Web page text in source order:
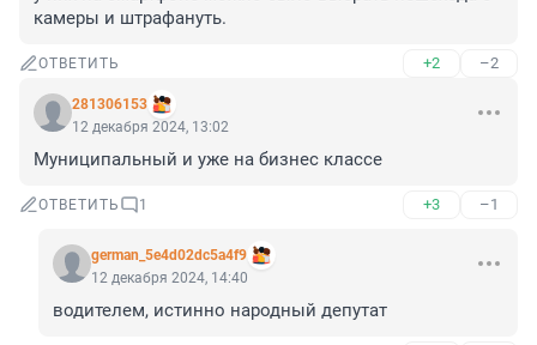
камеры и штрафануть.
ОТВЕТИТЬ +2 –2
281306153
12 декабря 2024, 13:02
Муниципальный и уже на бизнес классе
ОТВЕТИТЬ 1 +3 –1
german_5e4d02dc5a4f9
12 декабря 2024, 14:40
водителем, истинно народный депутат